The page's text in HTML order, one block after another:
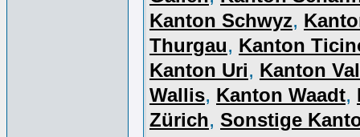
Kanton Schwyz,
Thurgau, Kanton
Kanton Uri, Kanton
Wallis, Kanton Waadt,
Zürich, Sonstige